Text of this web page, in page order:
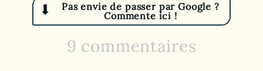
⬇
Pas envie de passer par Google ?
Commente ici !
9 commentaires